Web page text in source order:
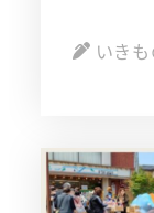
いき